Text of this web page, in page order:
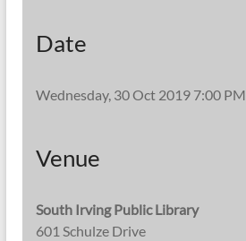
Date
Wednesday, 30 Oct 2019 7:00 PM
Venue
South Irving Public Library
601 Schulze Drive